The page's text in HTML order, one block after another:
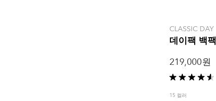
CLASSIC DAY
데이팩 백팩
219,000 원
별
5
15 컬러